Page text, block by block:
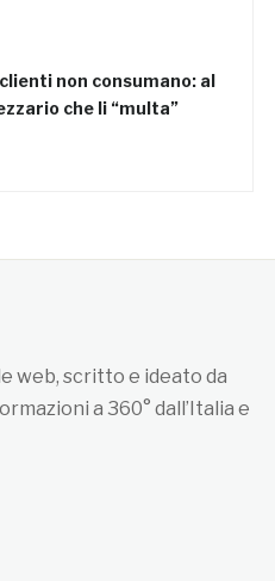
non consumano: al
che li “multa”
web, scritto e ideato da
a 360° dall’Italia e